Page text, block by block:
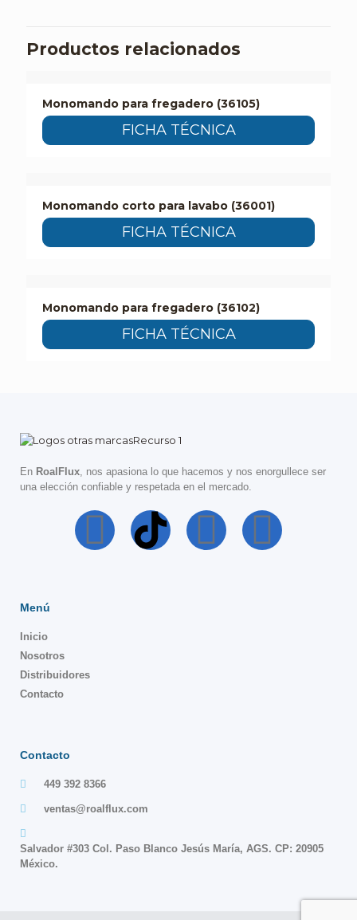
Productos relacionados
Monomando para fregadero (36105)
FICHA TÉCNICA
Monomando corto para lavabo (36001)
FICHA TÉCNICA
Monomando para fregadero (36102)
FICHA TÉCNICA
En RoalFlux, nos apasiona lo que hacemos y nos enorgullece ser
una elección confiable y respetada en el mercado.
Menú
Inicio
Nosotros
Distribuidores
Contacto
Contacto
449 392 8366
ventas@roalflux.com
Salvador #303 Col. Paso Blanco Jesús María, AGS. CP: 20905
México.